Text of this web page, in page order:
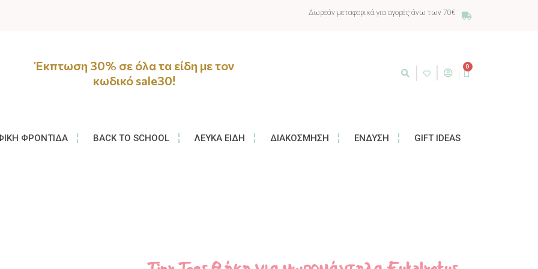
Δωρεάν μεταφορικά για αγορές άνω των 70€
Έκπτωση 30% σε όλα τα είδη με τον
κωδικό sale30!
0
ΦΡΟΝΤΊΔΑ BACK TO SCHOOL ΛΕΥΚΆ ΕΊΔΗ ΔΙΑΚΌΣΜΗΣΗ ΈΝΔΥΣΗ GIFT IDEAS